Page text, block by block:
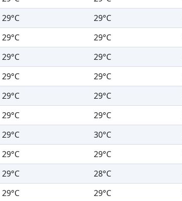
29°C 29°C
29°C 29°C
29°C 29°C
29°C 29°C
29°C 29°C
29°C 29°C
29°C 30°C
29°C 29°C
29°C 28°C
29°C 29°C